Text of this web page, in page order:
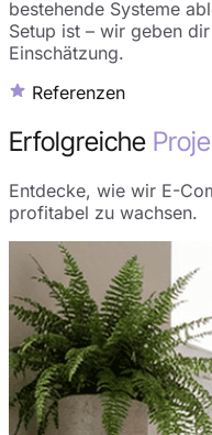
bestehende Systeme
Setup ist – wir geben
Einschätzung.
Referenzen
Erfolgreiche
Entdecke, wie wir E-
profitabel zu wachsen.